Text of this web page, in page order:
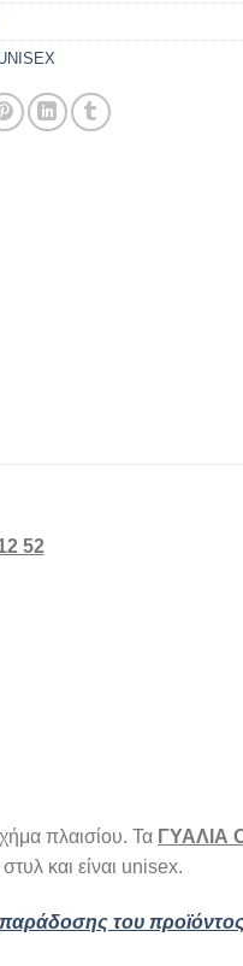
52
πλαισίου. Τα ΓΥΑΛΙΑ
και είναι unisex.
του